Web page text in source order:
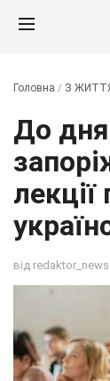
Головна / З
До дня
від redaktor_news